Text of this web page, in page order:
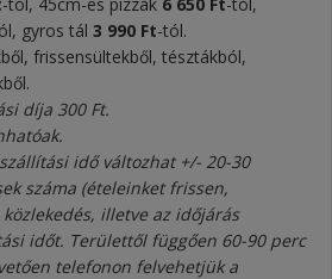
gyros tál 3 990 Ft-tól.
frissensültekből, tésztákból,
díja 300 Ft.
idő változhat +/- 20-30
száma (ételeinket frissen,
illetve az időjárás
időt. Területtől függően 60-90 perc
telefonon felvehetjük a